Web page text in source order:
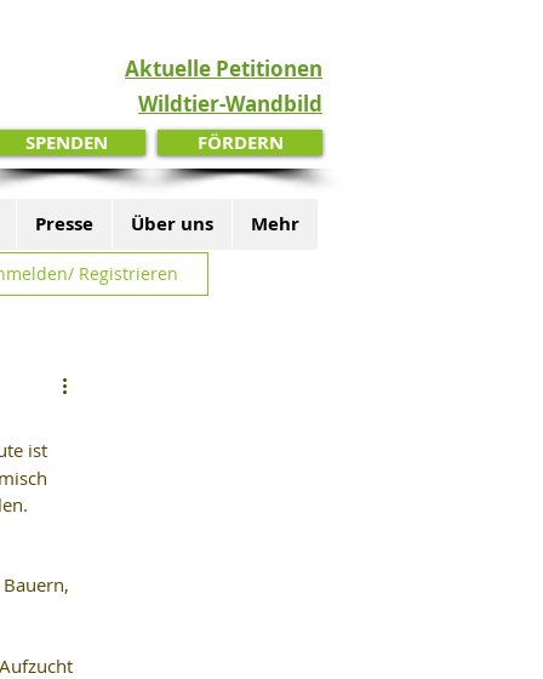
Aktuelle Petitionen
Wildtier-Wandbild
SPENDEN FÖRDERN
Presse Über uns Mehr
Registrieren
ist